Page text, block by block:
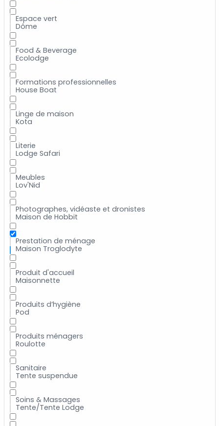
Dôme
Ecolodge
House Boat
Kota
Lodge Safari
Lov'Nid
Maison de Hobbit
Maison Troglodyte
Maisonnette
Pod
Roulotte
Tente suspendue
Tente/Tente Lodge
Espace vert
Food & Beverage
Formations professionnelles
Linge de maison
Literie
Meubles
Photographes, vidéaste et dronistes
Prestation de ménage
Produit d'accueil
Produits d’hygiène
Produits ménagers
Sanitaire
Soins & Massages